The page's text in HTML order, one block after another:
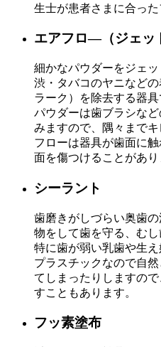
生士が患者さまに合った
エアフロ―（ジェッ
細かなパウダーをジェ
渋・タバコのヤニなど
ラーク）を除去する器具
パウダーは歯ブラシな
みますので、隅々まで
フローは器具が歯面に
面を傷つけることがあり
シーラント
歯磨きがしづらい奥歯
物をして歯を守る、むし
特に歯が弱い乳歯や生え
プラスチックなので自
てしまったりしますの
すこともあります。
フッ素塗布